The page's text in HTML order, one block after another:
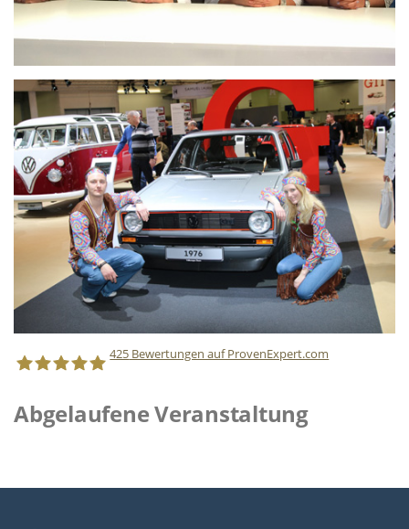
Staff Direct GmbH
425 Bewertungen auf ProvenExpert.com
Abgelaufene Veranstaltung